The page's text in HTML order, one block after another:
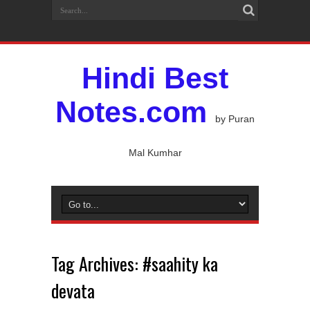
Hindi Best
Notes.com
by Puran
Mal Kumhar
Tag Archives: #saahity ka
devata